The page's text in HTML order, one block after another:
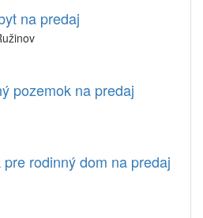
na predaj
pozemok na predaj
pre rodinný dom na predaj